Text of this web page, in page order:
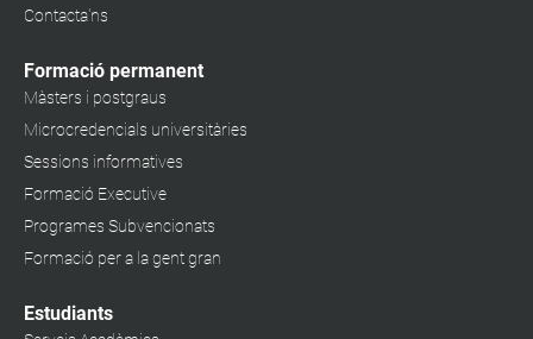
Contacta'ns
Formació permanent
Màsters i postgraus
Microcredencials universitàries
Sessions informatives
Formació Executive
Programes Subvencionats
Formació per a la gent gran
Estudiants